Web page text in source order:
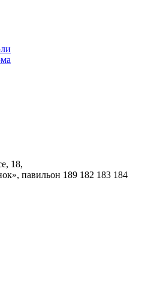
18,
павильон 189 182 183 184